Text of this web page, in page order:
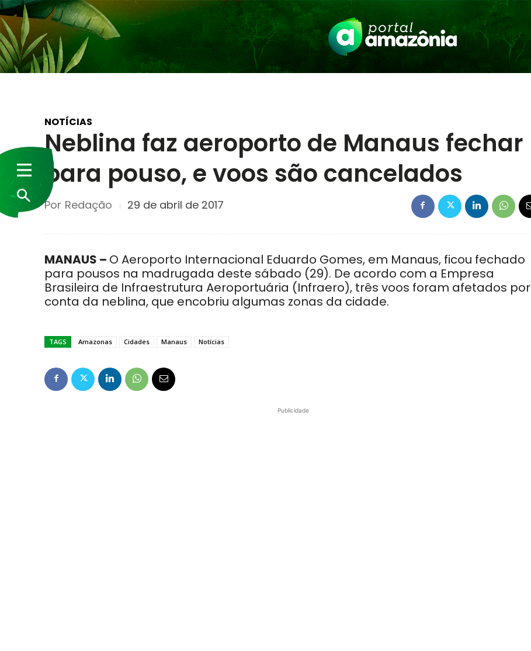
NOTÍCIAS
Neblina faz aeroporto de Manaus fechar
para pouso, e voos são cancelados
Por Redação 29 de abril de 2017
MANAUS – O Aeroporto Internacional Eduardo Gomes, em Manaus, ficou fechado
para pousos na madrugada deste sábado (29). De acordo com a Empresa
Brasileira de Infraestrutura Aeroportuária (Infraero), três voos foram afetados por
conta da neblina, que encobriu algumas zonas da cidade.
TAGS Amazonas Cidades Manaus Notícias
Publicidade